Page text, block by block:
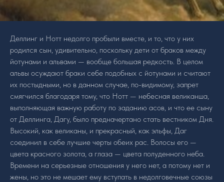
Деллинг и Нотт недолго пробыли вместе, и то, что у них
родился сын, удивительно, поскольку дети от браков между
йотунами и альвами — вообще большая редкость. В целом
альвы осуждают браки себе подобных с йотунами и считают
их постыдными, но в данном случае, по-видимому, запрет
смягчился благодаря тому, что Нотт — небесная великанша,
выполняющая важную работу по заданию асов, и что ее сыну
от Деллинга, Дагу, было предначертано стать вестником Дня.
Высокий, как великаны, и прекрасный, как эльфы, Даг
соединил в себе лучшие черты обеих рас. Волосы его —
цвета красного золота, а глаза — цвета полуденного неба.
Времени на серьезные отношения у него нет, а потому нет и
жены, но это не мешает ему вступать в недолговечные союзы